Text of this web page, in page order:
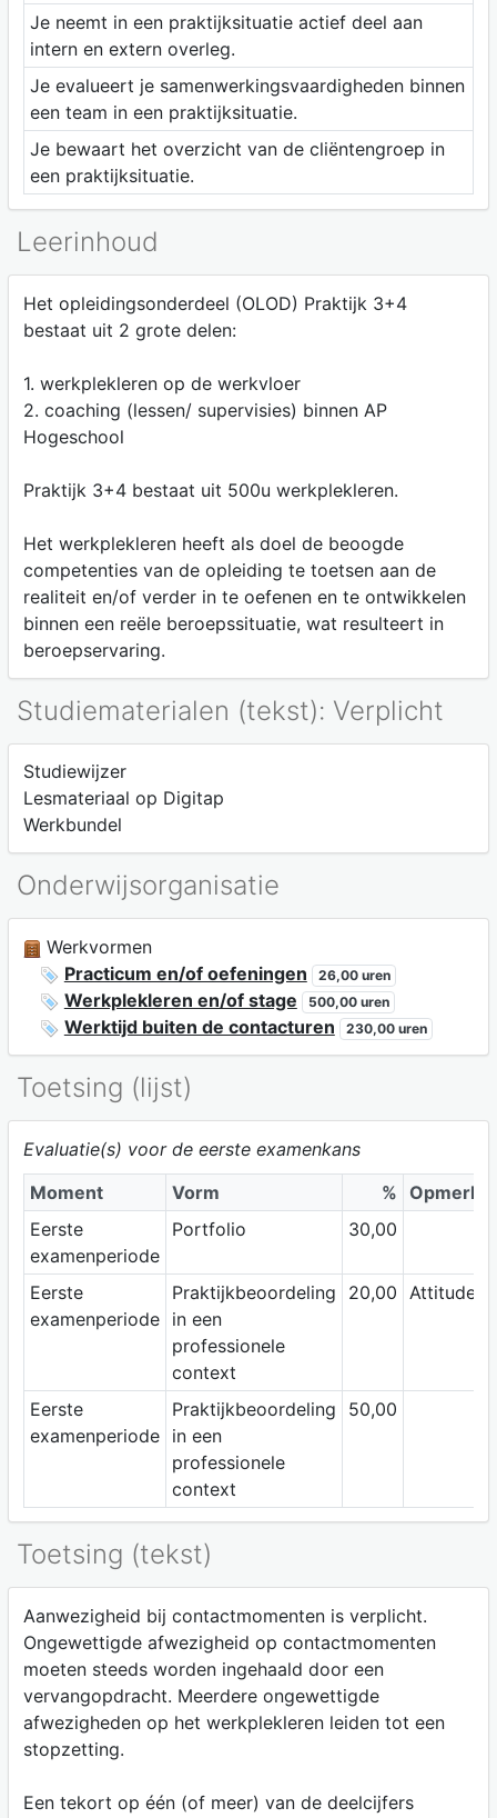
Je neemt in een praktijksituatie actief deel aan
intern en extern overleg.
Je evalueert je samenwerkingsvaardigheden binnen
een team in een praktijksituatie.
Je bewaart het overzicht van de cliëntengroep in
een praktijksituatie.
Leerinhoud
Het opleidingsonderdeel (OLOD) Praktijk 3+4
bestaat uit 2 grote delen:
1. werkplekleren op de werkvloer
2. coaching (lessen/ supervisies) binnen AP
Hogeschool
Praktijk 3+4 bestaat uit 500u werkplekleren.
Het werkplekleren heeft als doel de beoogde
competenties van de opleiding te toetsen aan de
realiteit en/of verder in te oefenen en te ontwikkelen
binnen een reële beroepssituatie, wat resulteert in
beroepservaring.
Studiematerialen (tekst): Verplicht
Studiewijzer
Lesmateriaal op Digitap
Werkbundel
Onderwijsorganisatie
Werkvormen
Practicum en/of oefeningen
26,00 uren
Werkplekleren en/of stage 500,00 uren
Werktijd buiten de contacturen 230,00 uren
Toetsing (lijst)
Evaluatie(s) voor de eerste examenkans
Moment
Vorm %
Eerste
examenperiode
Portfolio 30,00
Eerste
examenperiode
Praktijkbeoordeling
in een
professionele
context
20,00
Eerste
examenperiode
Praktijkbeoordeling
in een
professionele
context
50,00
Toetsing (tekst)
Aanwezigheid bij contactmomenten is verplicht.
Ongewettigde afwezigheid op contactmomenten
moeten steeds worden ingehaald door een
vervangopdracht. Meerdere ongewettigde
afwezigheden op het werkplekleren leiden tot een
stopzetting.
Een tekort op één (of meer) van de deelcijfers